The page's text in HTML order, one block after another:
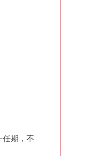
任期，不